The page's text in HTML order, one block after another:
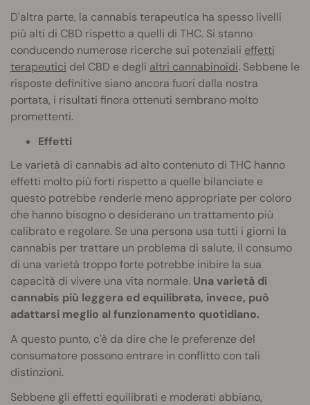
D'altra parte, la cannabis terapeutica ha spesso livelli
più alti di CBD rispetto a quelli di THC. Si stanno
conducendo numerose ricerche sui potenziali effetti
terapeutici del CBD e degli altri cannabinoidi. Sebbene le
risposte definitive siano ancora fuori dalla nostra
portata, i risultati finora ottenuti sembrano molto
promettenti.
Effetti
Le varietà di cannabis ad alto contenuto di THC hanno
effetti molto più forti rispetto a quelle bilanciate e
questo potrebbe renderle meno appropriate per coloro
che hanno bisogno o desiderano un trattamento più
calibrato e regolare. Se una persona usa tutti i giorni la
cannabis per trattare un problema di salute, il consumo
di una varietà troppo forte potrebbe inibire la sua
capacità di vivere una vita normale. Una varietà di
cannabis più leggera ed equilibrata, invece, può
adattarsi meglio al funzionamento quotidiano.
A questo punto, c'è da dire che le preferenze del
consumatore possono entrare in conflitto con tali
distinzioni.
Sebbene gli effetti equilibrati e moderati abbiano,